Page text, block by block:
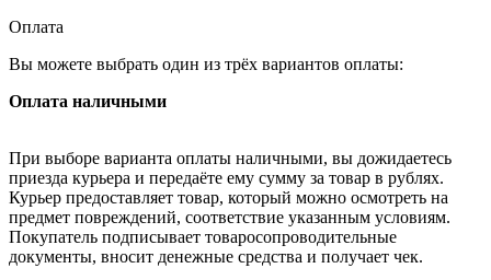
Оплата
Вы можете выбрать один из трёх вариантов оплаты:
Оплата наличными
При выборе варианта оплаты наличными, вы дожидаетесь
приезда курьера и передаёте ему сумму за товар в рублях.
Курьер предоставляет товар, который можно осмотреть на
предмет повреждений, соответствие указанным условиям.
Покупатель подписывает товаросопроводительные
документы, вносит денежные средства и получает чек.